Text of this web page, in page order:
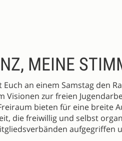
MEINE
an einem Samstag den
zur freien
bieten für eine breite
die freiwillig und selbst
aufgegriffen